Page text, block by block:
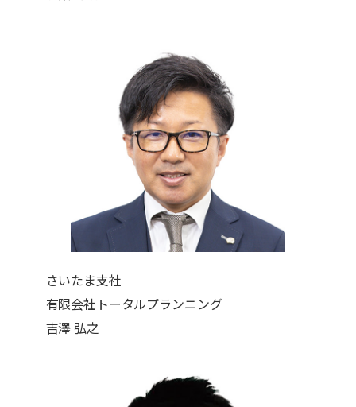
さいたま支社
有限会社トータルプランニング
吉澤 弘之